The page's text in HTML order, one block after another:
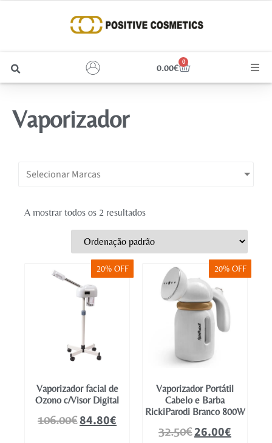
0.00€
0
Unhas
Vaporizador
Selecionar Marcas
A mostrar todos os 2 resultados
20% OFF
Vaporizador facial de
Ozono c/Visor Digital
106.00€84.80€
20% OFF
Vaporizador Portátil
Cabelo e Barba
RickiParodi Branco 800W
32.50€26.00€